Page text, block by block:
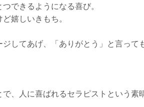
できるようになる喜び。
嬉しいきもち。
してあげ、「ありがとう」と言って
、人に喜ばれるセラピストという素